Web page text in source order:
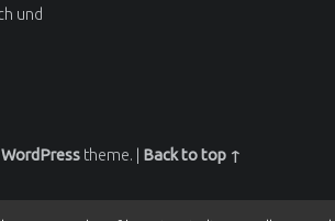
und
WordPress theme. Back to top ↑